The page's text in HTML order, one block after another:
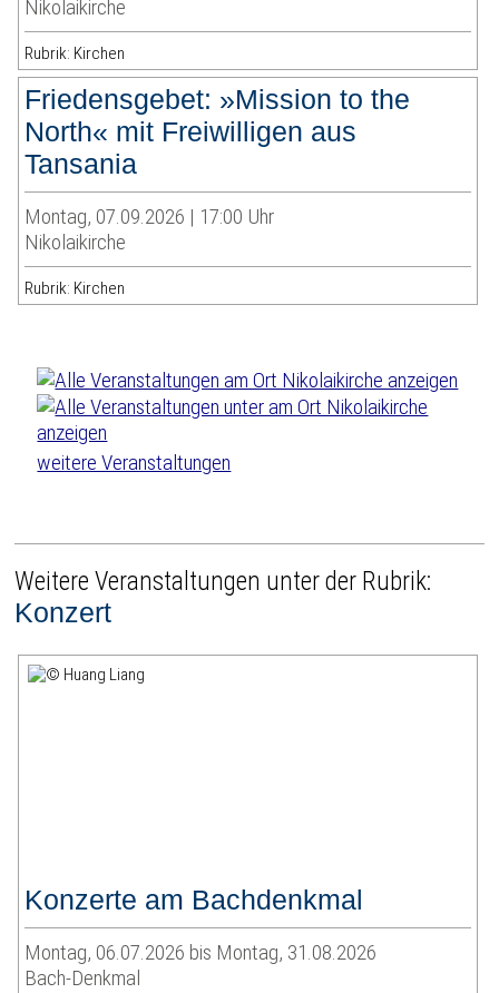
Nikolaikirche
Rubrik: Kirchen
Friedensgebet: »Mission to the
North« mit Freiwilligen aus
Tansania
Montag, 07.09.2026 | 17:00 Uhr
Nikolaikirche
Rubrik: Kirchen
weitere Veranstaltungen
Weitere Veranstaltungen unter der Rubrik:
Konzert
Konzerte am Bachdenkmal
Montag, 06.07.2026 bis Montag, 31.08.2026
Bach-Denkmal